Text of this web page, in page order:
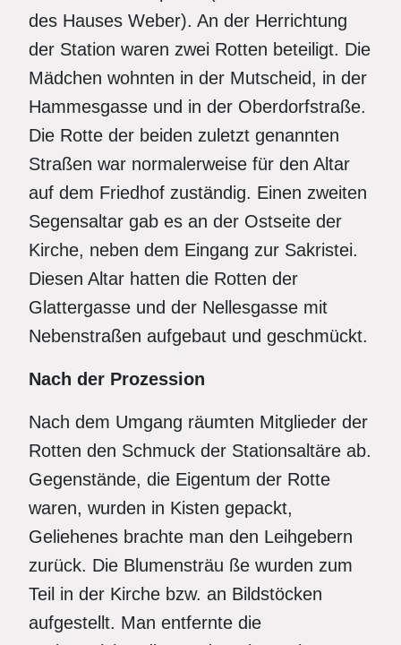
des Hauses Weber). An der Herrichtung
der Station waren zwei Rotten beteiligt. Die
Mädchen wohnten in der Mutscheid, in der
Hammesgasse und in der Oberdorfstraße.
Die Rotte der beiden zuletzt genannten
Straßen war normalerweise für den Altar
auf dem Friedhof zuständig. Einen zweiten
Segensaltar gab es an der Ostseite der
Kirche, neben dem Eingang zur Sakristei.
Diesen Altar hatten die Rotten der
Glattergasse und der Nellesgasse mit
Nebenstraßen aufgebaut und geschmückt.
Nach der Prozession
Nach dem Umgang räumten Mitglieder der
Rotten den Schmuck der Stationsaltäre ab.
Gegenstände, die Eigentum der Rotte
waren, wurden in Kisten gepackt,
Geliehenes brachte man den Leihgebern
zurück. Die Blumensträu ße wurden zum
Teil in der Kirche bzw. an Bildstöcken
aufgestellt. Man entfernte die